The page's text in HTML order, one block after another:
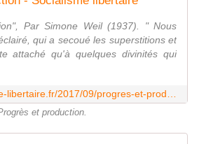
Par Simone Weil (1937). " Nous
qui a secoué les superstitions et
attaché qu'à quelques divinités qui
et production.